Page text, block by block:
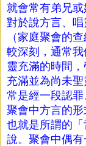
就會常有弟兄
對於說方言、
（家庭聚會的
較深刻，通常
靈充滿的時間
充滿並為尚未
常是經一段認
聚會中方言的
也就是所謂的
說。聚會中偶